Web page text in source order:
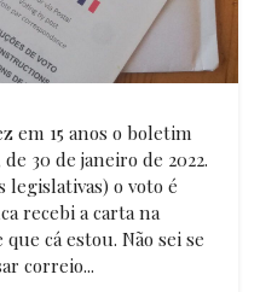
em 15 anos o boletim
30 de janeiro de 2022.
legislativas) o voto é
recebi a carta na
cá estou. Não sei se
correio...